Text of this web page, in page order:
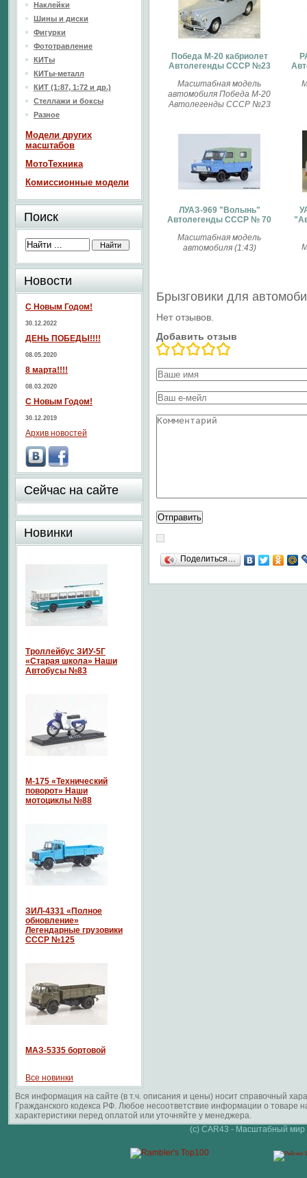
Победа М-20 кабриолет
Автолегенды СССР №23
Масштабная модель
автомобиля Победа М-20
Автолегенды СССР №23
ЛУАЗ-969 "Волынь"
Автолегенды СССР № 70
Масштабная модель
автомобиля (1:43)
Брызговики для
Нет отзывов.
Добавить отзыв
Поделиться…
Наклейки
Шины и диски
Фигурки
Фототравление
КИТы
КИТы-металл
КИТ (1:87, 1:72 и др.)
Стеллажи и боксы
Разное
Модели других
масштабов
МотоТехника
Комиссионные модели
Поиск
Новости
С Новым Годом!
30.12.2022
ДЕНЬ ПОБЕДЫ!!!!
08.05.2020
8 марта!!!!
08.03.2020
С Новым Годом!
30.12.2019
Архив новостей
Сейчас на сайте
Новинки
Троллейбус ЗИУ-5Г
«Старая школа» Наши
Автобусы №83
М-175 «Технический
поворот» Наши
мотоциклы №88
ЗИЛ-4331 «Полное
обновление»
Легендарные грузовики
СССР №125
МАЗ-5335 бортовой
Все новинки
Вся информация на сайте (в т.ч. описания и цены) носит справочный
Гражданского кодекса РФ. Любое несоответствие информации о
характеристики перед оплатой или уточняйте у менеджера.
(c) CAR43 - Масштабный мир